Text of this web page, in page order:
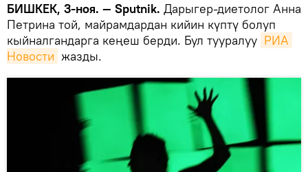
БИШКЕК, 3-ноя. — Sputnik. Дарыгер-диетолог Анна
Петрина той, майрамдардан кийин күптү болуп
кыйналгандарга кеңеш берди. Бул тууралуу РИА
Новости жазды.